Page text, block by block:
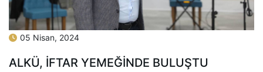
05 Nisan, 2024
ALKÜ, İFTAR YEMEĞİNDE BULUŞTU